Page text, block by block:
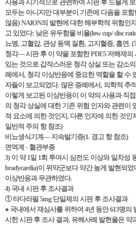
사용과 시기적으로 관련하여 시판 후 드물게
모두는 아니지만 대부분이 기존에 다음을 포
않음) NAION의 발현에 대한 해부학적 위험인
고 있었다: 낮은 유두함몰 비율(low cup/ disc
뇨병, 고혈압, 관상 동맥 질환, 고지혈증, 흡연.
청각— 시판 후 이 약을 포함한 PDE5 저해제의
있는 것으로 갑작스러운 청각 상실 또는 감소
례에서, 청각 이상반응에 중요한 역할을 할 수
자들이 보고되었다. 많은 증례에서, 의학적 추
이렇게 보고된 이상반응이 이 약의 사용과 직
의 청각 상실에 대한 기존 위험 인자와 관련이
적 요소에 의한 것인지, 다른 인자에 의한 것인
일반적 주의 항 참조)
비뇨생식기계— 지속발기증(1. 경고 항 참조)
면역계 - 혈관부종
3) 이 약 1일 1회 투여시 심전도 이상와 일차성
bradycardia)이 위약군보다 약간 높게 발현되
이상반응과 무관하였다.
4) 국내 시판 후 조사결과
① 타다라필 5mg 단일제의 시판 후 조사결과
● 국내에서 재심사를 위하여 4년 동안 613명의
시한 시판 후 조사 결과, 유해사례 발현율은 약